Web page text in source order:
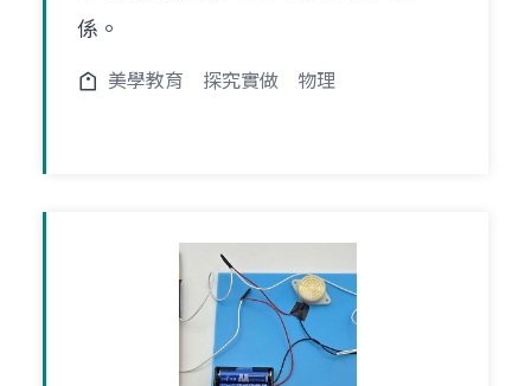
係。
美學教育 探究實做 物理